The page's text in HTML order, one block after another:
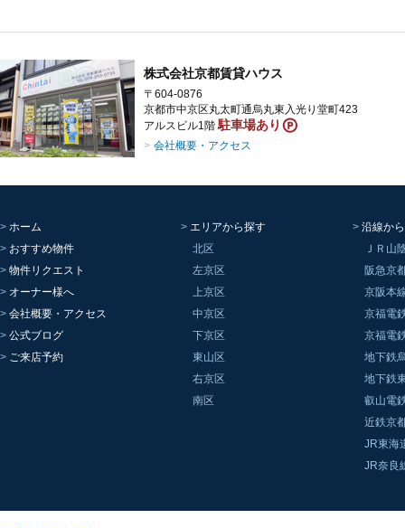
株式会社京都賃貸ハウス
〒604-0876
京都市中京区丸太町通烏丸東入光り堂町423
アルスビル1階 駐車場あり
会社概要・アクセス
ホーム
おすすめ物件
物件リクエスト
オーナー様へ
会社概要・アクセス
公式ブログ
ご来店予約
エリアから探す
北区
左京区
上京区
中京区
下京区
東山区
右京区
南区
沿線か
ＪＲ山
阪急京
京阪本
京福電
京福電
地下鉄
地下鉄
叡山電
近鉄京
JR東海
JR奈良